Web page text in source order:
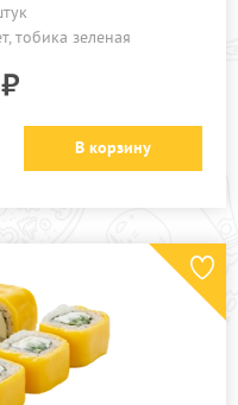
тобика зеленая
В корзину